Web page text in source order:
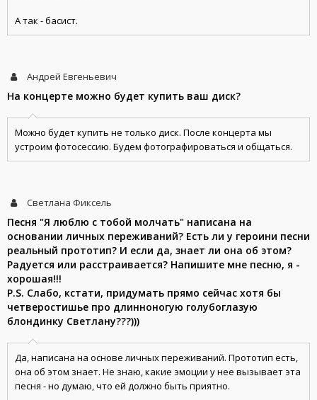
А так - басист.
Андрей Евгеньевич
На концерте можно будет купить ваш диск?
Можно будет купить не только диск. После концерта мы
устроим фотосессию. Будем фотографироваться и общаться.
Светлана Фиксель
Песня "Я люблю с тобой молчать" написана на
основании личных переживаний? Есть ли у героини песни
реальный прототип? И если да, знает ли она об этом?
Радуется или расстраивается? Напишите мне песню, я -
хорошая!!!
P.S. Слабо, кстати, придумать прямо сейчас хотя бы
четверостишье про длинноногую голубоглазую
блондинку Светлану???)))
Да, написана на основе личных переживаний. Прототип есть,
она об этом знает. Не знаю, какие эмоции у нее вызывает эта
песня - но думаю, что ей должно быть приятно.